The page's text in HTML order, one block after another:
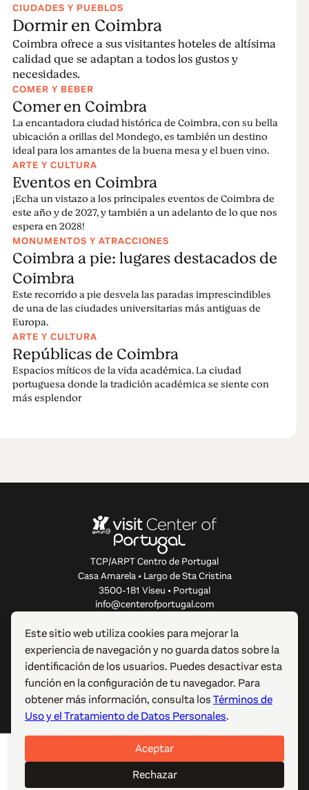
CIUDADES Y PUEBLOS
Dormir en Coimbra
Coimbra ofrece a sus visitantes hoteles de altísima
calidad que se adaptan a todos los gustos y
necesidades.
COMER Y BEBER
Comer en Coimbra
La encantadora ciudad histórica de Coimbra, con su bella
ubicación a orillas del Mondego, es también un destino
ideal para los amantes de la buena mesa y el buen vino.
ARTE Y CULTURA
Eventos en Coimbra
¡Echa un vistazo a los principales eventos de Coimbra de
este año y de 2027, y también a un adelanto de lo que nos
espera en 2028!
MONUMENTOS Y ATRACCIONES
Coimbra a pie: lugares destacados de
Coimbra
Este recorrido a pie desvela las paradas imprescindibles
de una de las ciudades universitarias más antiguas de
Europa.
ARTE Y CULTURA
Repúblicas de Coimbra
Espacios míticos de la vida académica. La ciudad
portuguesa donde la tradición académica se siente con
más esplendor
TCP/ARPT Centro de Portugal
Casa Amarela • Largo de Sta Cristina
3500-181 Viseu • Portugal
info@centerofportugal.com
SOBRE ESTE SITIO WEB
ENLACES ÚTILES
SÍGUENOS
© 2012-2026 TCP/ARPT Centro de Portugal. Todos los
derechos reservados. Made byGOMO Digital
Este sitio web utiliza cookies para mejorar la
experiencia de navegación y no guarda datos sobre la
identificación de los usuarios. Puedes desactivar esta
función en la configuración de tu navegador. Para
obtener más información, consulta losTérminos de
Uso y el Tratamiento de Datos Personales.
Aceptar
Rechazar